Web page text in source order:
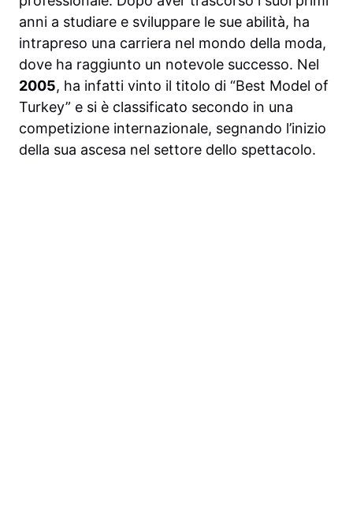
anni a studiare e sviluppare le sue abilità, ha
intrapreso una carriera nel mondo della moda,
dove ha raggiunto un notevole successo. Nel
2005, ha infatti vinto il titolo di “Best Model of
Turkey” e si è classificato secondo in una
competizione internazionale, segnando l’inizio
della sua ascesa nel settore dello spettacolo.